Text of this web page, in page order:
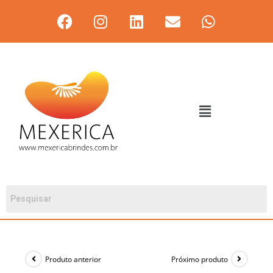
Produto anterior Próximo produto